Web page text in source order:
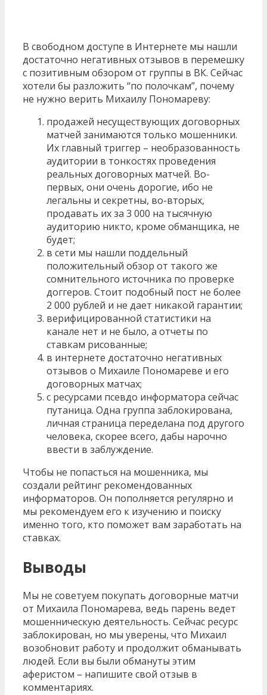
В свободном доступе в Интернете мы нашли
достаточно негативных отзывов в перемешку
с позитивным обзором от группы в ВК. Сейчас
хотели бы разложить “по полочкам”, почему
не нужно верить Михаилу Пономареву:
продажей несуществующих договорных
матчей занимаются только мошенники.
Их главный триггер – необразованность
аудитории в тонкостях проведения
реальных договорных матчей. Во-
первых, они очень дорогие, ибо не
легальны и секретны, во-вторых,
продавать их за 3 000 на тысячную
аудиторию никто, кроме обманщика, не
будет;
в сети мы нашли поддельный
положительный обзор от такого же
сомнительного источника по проверке
доггеров. Стоит подобный пост не более
2 000 рублей и не дает никакой гарантии;
верифицированной статистики на
канале нет и не было, а отчеты по
ставкам рисованные;
в интернете достаточно негативных
отзывов о Михаиле Пономареве и его
договорных матчах;
с ресурсами псевдо информатора сейчас
путаница. Одна группа заблокирована,
личная страница переделана под другого
человека, скорее всего, дабы нарочно
ввести в заблуждение.
Чтобы не попасться на мошенника, мы
создали рейтинг рекомендованных
информаторов. Он пополняется регулярно и
мы рекомендуем его к изучению и поиску
именно того, кто поможет вам заработать на
ставках.
Выводы
Мы не советуем покупать договорные матчи
от Михаила Пономарева, ведь парень ведет
мошенническую деятельность. Сейчас ресурс
заблокирован, но мы уверены, что Михаил
возобновит работу и продолжит обманывать
людей. Если вы были обмануты этим
аферистом – напишите свой отзыв в
комментариях.